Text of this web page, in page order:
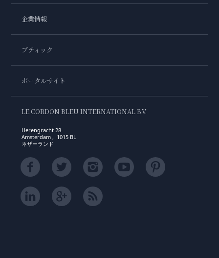
企業情報
ブティック
ポータルサイト
LE CORDON BLEU INTERNATIONAL B.V.
Herengracht 28
Amsterdam , 1015 BL
ネザーランド